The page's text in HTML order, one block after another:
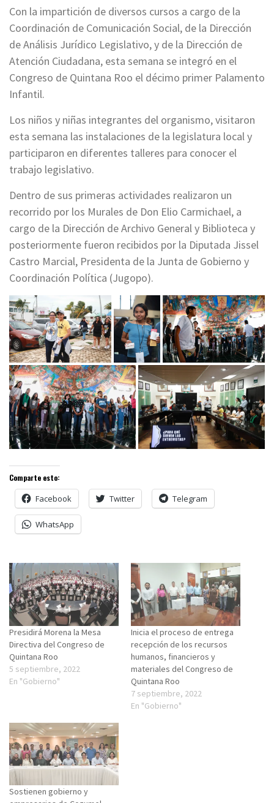
Con la impartición de diversos cursos a cargo de la
Coordinación de Comunicación Social, de la Dirección
de Análisis Jurídico Legislativo, y de la Dirección de
Atención Ciudadana, esta semana se integró en el
Congreso de Quintana Roo el décimo primer Palamento
Infantil.
Los niños y niñas integrantes del organismo, visitaron
esta semana las instalaciones de la legislatura local y
participaron en diferentes talleres para conocer el
trabajo legislativo.
Dentro de sus primeras actividades realizaron un
recorrido por los Murales de Don Elio Carmichael, a
cargo de la Dirección de Archivo General y Biblioteca y
posteriormente fueron recibidos por la Diputada Jissel
Castro Marcial, Presidenta de la Junta de Gobierno y
Coordinación Política (Jugopo).
Comparte esto:
Facebook Twitter Telegram
WhatsApp
Presidirá Morena la Mesa
Directiva del Congreso de
Quintana Roo
5 septiembre, 2022
En "Gobierno"
Inicia el proceso de entrega
recepción de los recursos
humanos, financieros y
materiales del Congreso de
Quintana Roo
7 septiembre, 2022
En "Gobierno"
Sostienen gobierno y